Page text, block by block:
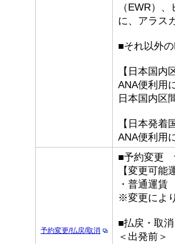
（EWR）
に、アラス
■それ以外
【日本国内
ANA便利用
日本国内区
【日本発着
ANA便利用
予約変更/払戻/取消
■予約変更
【変更可能
・普通運賃
※変更によ
■払戻・取消
＜出発前